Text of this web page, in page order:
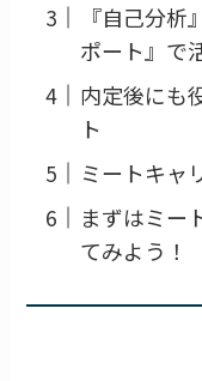
『自己分
ポート』で
内定後にも
ト
ミートキャ
まずはミー
てみよう！